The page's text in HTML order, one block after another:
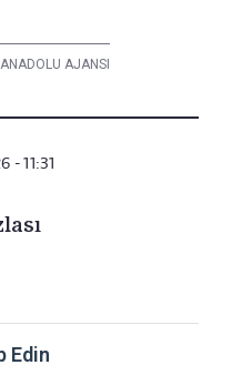
AJANSI
- 11:31
Edin